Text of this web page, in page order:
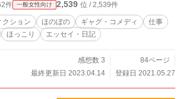
件 一般女性向け 2,539 位 / 2,539件
クション ほのぼの ギャグ・コメディ
仕事
ほっこり エッセイ・日記
感想数 3
84ページ
最終更新日 2023.04.14
登録日 2021.05.27